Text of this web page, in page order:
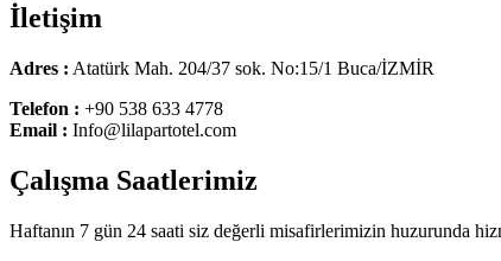
İletişim
Adres : Atatürk Mah. 204/37 sok. No:15/1 Buca/İZMİR
Telefon : +90 538 633 4778
Email : Info@lilapartotel.com
Çalışma Saatlerimiz
Haftanın 7 gün 24 saati siz değerli misafirlerimizin huzurunda